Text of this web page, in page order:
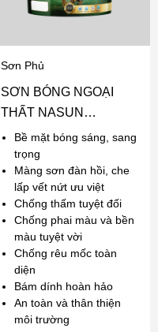
Sơn Phủ
SƠN BÓNG NGOẠI
THẤT NASUN
MAXIMUM
Bề mặt bóng sáng, sang
trọng
Màng sơn đàn hồi, che
lấp vết nứt ưu việt
Chống thấm tuyệt đối
Chống phai màu và bền
màu tuyệt vời
Chống rêu mốc toàn
diện
Bám dính hoàn hảo
An toàn và thân thiện
môi trường